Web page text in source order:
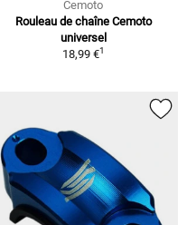
Cemoto
Rouleau de chaîne Cemoto
universel
18,99 €1